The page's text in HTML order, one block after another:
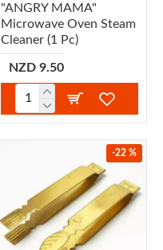
"ANGRY MAMA"
Microwave Oven Steam
Cleaner (1 Pc)
NZD 9.50
-22 %